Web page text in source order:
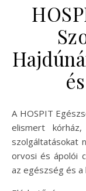
A HOSPIT Egészségügyi Szolgáltató KKT, Hajdúnánás egy
elismert
szolgáltatásokat
orvosi és ápolói
az egészség és